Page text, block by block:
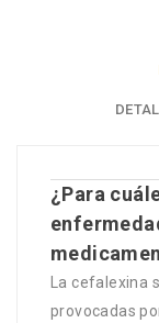
¿Para
La cefalexina
provocadas